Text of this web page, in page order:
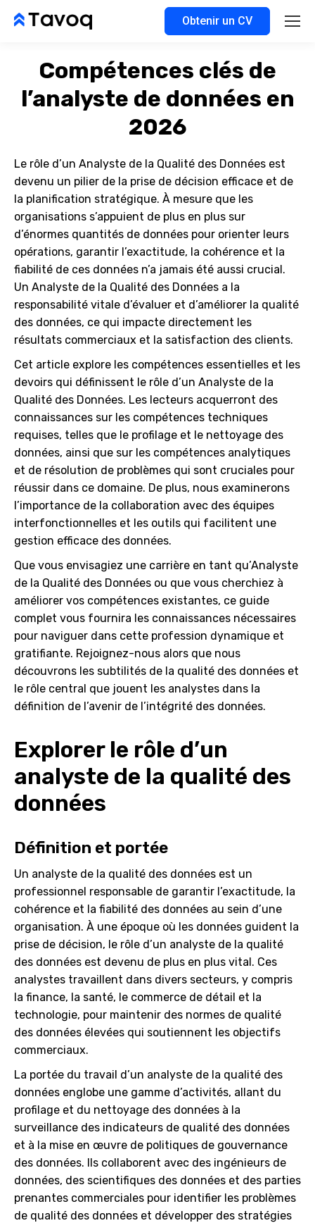
Obtenir un CV
Compétences clés de
l’analyste de données en
2026
Le rôle d’un Analyste de la Qualité des Données est
devenu un pilier de la prise de décision efficace et de
la planification stratégique. À mesure que les
organisations s’appuient de plus en plus sur
d’énormes quantités de données pour orienter leurs
opérations, garantir l’exactitude, la cohérence et la
fiabilité de ces données n’a jamais été aussi crucial.
Un Analyste de la Qualité des Données a la
responsabilité vitale d’évaluer et d’améliorer la qualité
des données, ce qui impacte directement les
résultats commerciaux et la satisfaction des clients.
Cet article explore les compétences essentielles et les
devoirs qui définissent le rôle d’un Analyste de la
Qualité des Données. Les lecteurs acquerront des
connaissances sur les compétences techniques
requises, telles que le profilage et le nettoyage des
données, ainsi que sur les compétences analytiques
et de résolution de problèmes qui sont cruciales pour
réussir dans ce domaine. De plus, nous examinerons
l’importance de la collaboration avec des équipes
interfonctionnelles et les outils qui facilitent une
gestion efficace des données.
Que vous envisagiez une carrière en tant qu’Analyste
de la Qualité des Données ou que vous cherchiez à
améliorer vos compétences existantes, ce guide
complet vous fournira les connaissances nécessaires
pour naviguer dans cette profession dynamique et
gratifiante. Rejoignez-nous alors que nous
découvrons les subtilités de la qualité des données et
le rôle central que jouent les analystes dans la
définition de l’avenir de l’intégrité des données.
Explorer le rôle d’un
analyste de la qualité des
données
Définition et portée
Un analyste de la qualité des données est un
professionnel responsable de garantir l’exactitude, la
cohérence et la fiabilité des données au sein d’une
organisation. À une époque où les données guident la
prise de décision, le rôle d’un analyste de la qualité
des données est devenu de plus en plus vital. Ces
analystes travaillent dans divers secteurs, y compris
la finance, la santé, le commerce de détail et la
technologie, pour maintenir des normes de qualité
des données élevées qui soutiennent les objectifs
commerciaux.
La portée du travail d’un analyste de la qualité des
données englobe une gamme d’activités, allant du
profilage et du nettoyage des données à la
surveillance des indicateurs de qualité des données
et à la mise en œuvre de politiques de gouvernance
des données. Ils collaborent avec des ingénieurs de
données, des scientifiques des données et des parties
prenantes commerciales pour identifier les problèmes
de qualité des données et développer des stratégies